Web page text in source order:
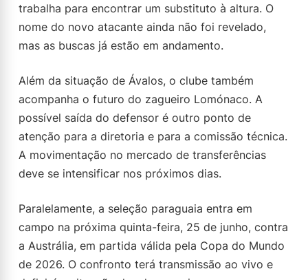
trabalha para encontrar um substituto à altura. O
nome do novo atacante ainda não foi revelado,
mas as buscas já estão em andamento.
Além da situação de Ávalos, o clube também
acompanha o futuro do zagueiro Lomónaco. A
possível saída do defensor é outro ponto de
atenção para a diretoria e para a comissão técnica.
A movimentação no mercado de transferências
deve se intensificar nos próximos dias.
Paralelamente, a seleção paraguaia entra em
campo na próxima quinta-feira, 25 de junho, contra
a Austrália, em partida válida pela Copa do Mundo
de 2026. O confronto terá transmissão ao vivo e